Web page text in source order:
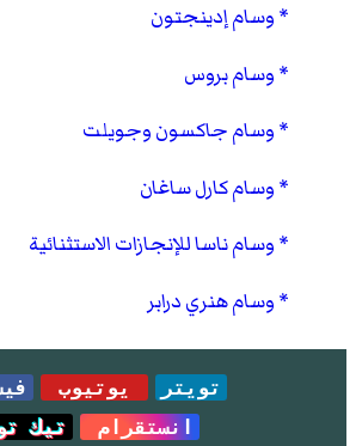
وسام إدينجتون
وسام بروس
وسام جاكسون وجويلت
وسام كارل ساغان
وسام ناسا للإنجازات الاستثنائية
وسام هنري درابر
تويتر يوتيوب
انستقرام
تيك